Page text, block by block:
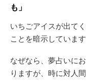
も」
いちごアイスが出て
ことを暗示しています
なぜなら、夢占いに
りますが、時に対人